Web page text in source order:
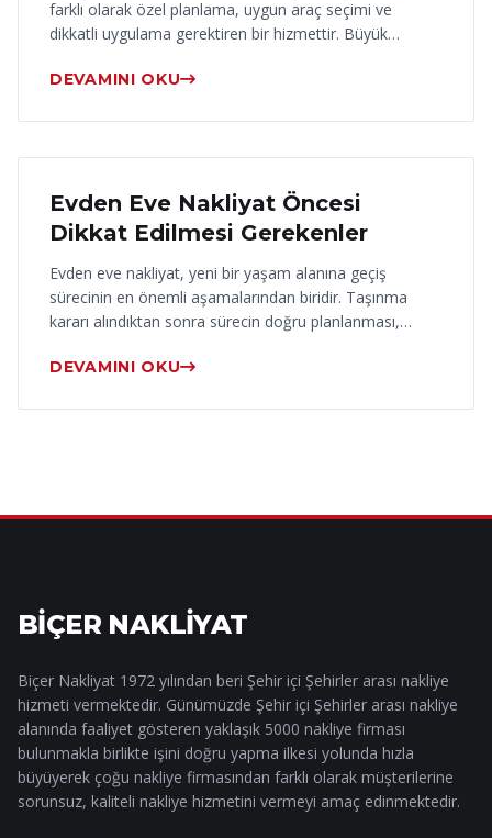
farklı olarak özel planlama, uygun araç seçimi ve
dikkatli uygulama gerektiren bir hizmettir. Büyük…
DEVAMINI OKU
16 Haziran 2026
Evden Eve Nakliyat Öncesi
Dikkat Edilmesi Gerekenler
Evden eve nakliyat, yeni bir yaşam alanına geçiş
sürecinin en önemli aşamalarından biridir. Taşınma
kararı alındıktan sonra sürecin doğru planlanması,…
DEVAMINI OKU
BİÇER NAKLİYAT
Biçer Nakliyat 1972 yılından beri Şehir içi Şehirler arası nakliye
hizmeti vermektedir. Günümüzde Şehir içi Şehirler arası nakliye
alanında faaliyet gösteren yaklaşık 5000 nakliye firması
bulunmakla birlikte işini doğru yapma ilkesi yolunda hızla
büyüyerek çoğu nakliye firmasından farklı olarak müşterilerine
sorunsuz, kaliteli nakliye hizmetini vermeyi amaç edinmektedir.